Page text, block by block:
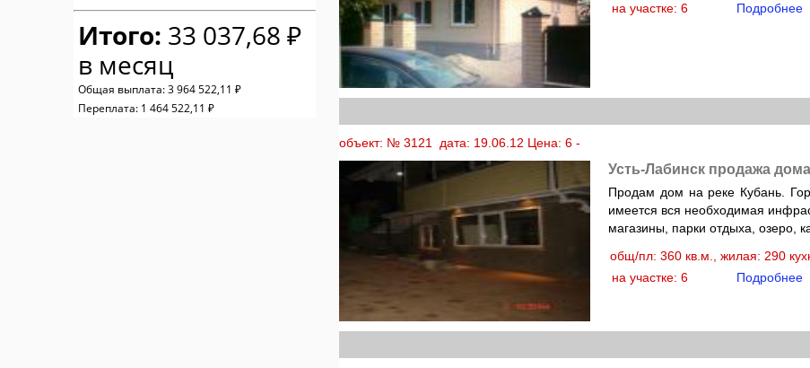
на участке: 6
Подробнее
объект: № 3121 дата: 19.06.12 Цена: 6 -
Усть-Лабинск продажа
Продам дом на реке Кубань.
имеется вся необходимая
магазины, парки отдыха, озеро,
общ/пл: 360 кв.м., жилая: 290
на участке: 6
Подробнее
Итого: 33 037,68 ₽
в месяц
Общая выплата: 3 964 522,11 ₽
Переплата: 1 464 522,11 ₽